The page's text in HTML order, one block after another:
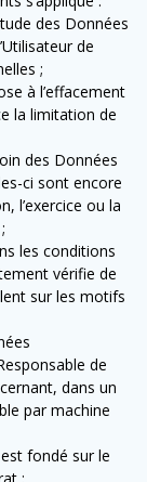
des Données
de
;
à l’effacement
la limitation de
des Données
ci sont encore
l’exercice ou la
les conditions
vérifie de
sur les motifs
de
dans un
par machine
fondé sur le